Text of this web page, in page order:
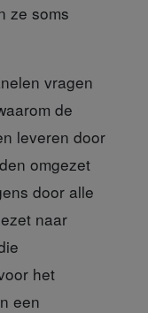
ze soms
vragen
de
leveren door
omgezet
door alle
naar
het
een